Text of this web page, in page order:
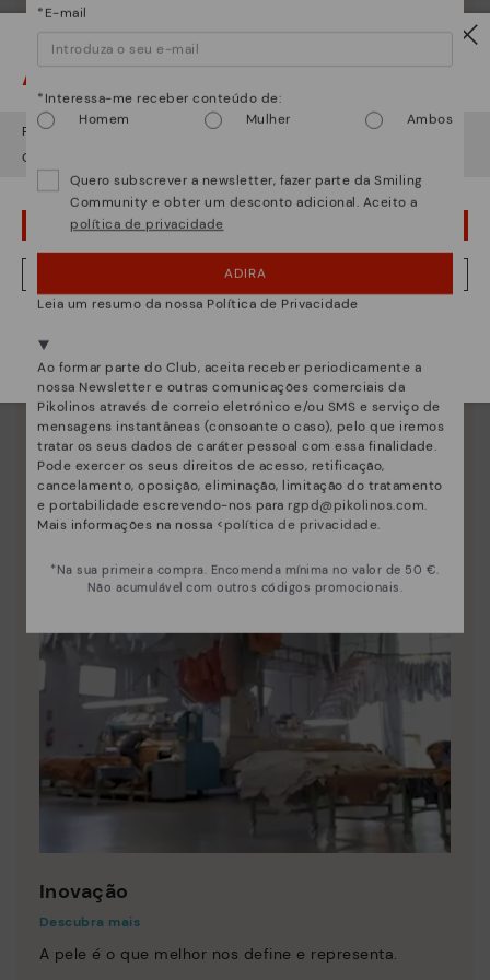
Essência Pikolinos
Descubra mais
único.
Inovação
Descubra mais
A pele é o que melhor nos define e representa.
Atenção!
Parece que está em e vai aceder no
Quer ir para a web de
¡UPS! FOI UM LAPSO, CONTINUO EM USA
NÂO, QUERO VISITAR A WEB DO PORTUGAL
*E-mail
*Interessa-me receber conteúdo de:
Homem
Mulher Ambos
Quero subscrever a newsletter, fazer parte da Smiling
Community e obter um desconto adicional. Aceito a
política de privacidade
ADIRA
Leia um resumo da nossa Política de Privacidade
Ao formar parte do Club, aceita receber periodicamente a
nossa Newsletter e outras comunicações comerciais da
Pikolinos através de correio eletrónico e/ou SMS e serviço de
mensagens instantâneas (consoante o caso), pelo que iremos
tratar os seus dados de caráter pessoal com essa finalidade.
Pode exercer os seus direitos de acesso, retificação,
cancelamento, oposição, eliminação, limitação do tratamento
e portabilidade escrevendo-nos para rgpd@pikolinos.com.
Mais informações na nossa <política de privacidade.
*Na sua primeira compra. Encomenda mínima no valor de 50 €.
Não acumulável com outros códigos promocionais.